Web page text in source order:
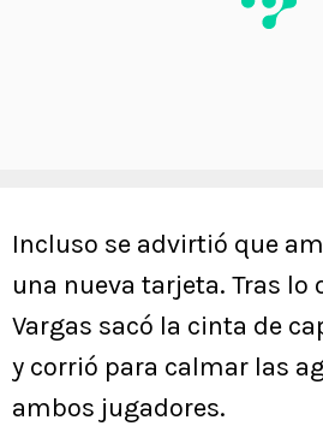
Incluso se advirtió que
una nueva tarjeta. Tras lo
Vargas sacó la cinta de
y corrió para calmar las
ambos jugadores.